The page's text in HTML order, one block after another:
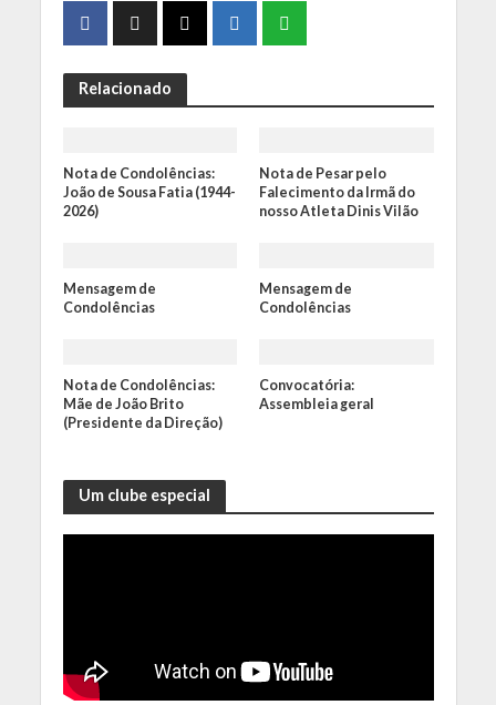
Relacionado
Nota de Condolências:
João de Sousa Fatia (1944-
2026)
Nota de Pesar pelo
Falecimento da Irmã do
nosso Atleta Dinis Vilão
Mensagem de
Condolências
Mensagem de
Condolências
Nota de Condolências:
Mãe de João Brito
(Presidente da Direção)
Convocatória:
Assembleia geral
Um clube especial